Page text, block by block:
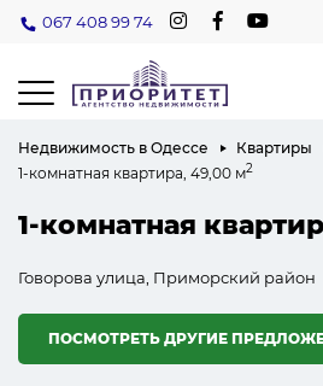
067 408 99 74
Недвижимость в Одессе
Квартиры
1-комнатная квартира, 49,00 м2
1-комнатная
Говорова улица, Приморский район
ПОСМОТРЕТЬ ДРУГИЕ